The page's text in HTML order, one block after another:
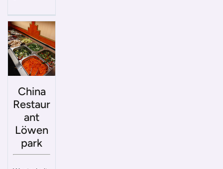
China
Restaur
ant
Löwen
park